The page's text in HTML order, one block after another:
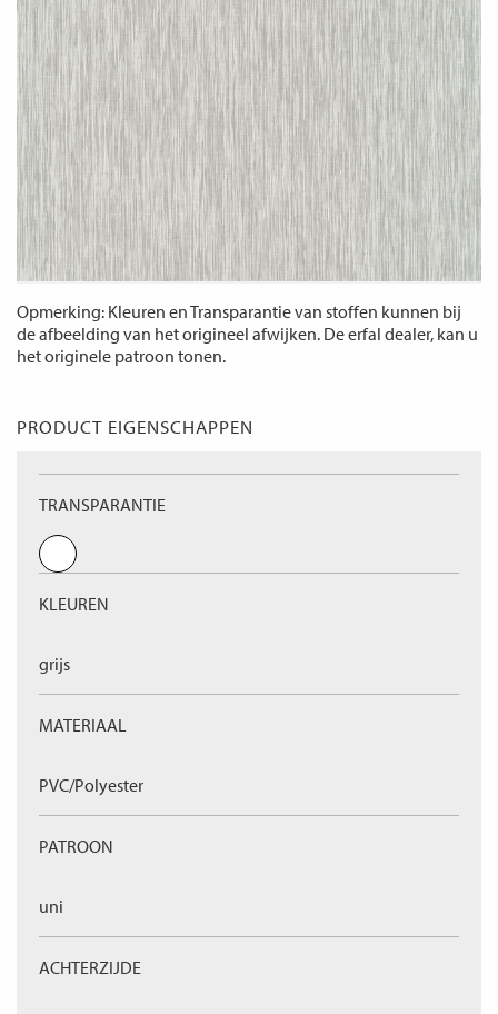
Opmerking: Kleuren en Transparantie van stoffen kunnen bij
de afbeelding van het origineel afwijken. De erfal dealer, kan u
het originele patroon tonen.
PRODUCT EIGENSCHAPPEN
TRANSPARANTIE
KLEUREN
grijs
MATERIAAL
PVC/Polyester
PATROON
uni
ACHTERZIJDE